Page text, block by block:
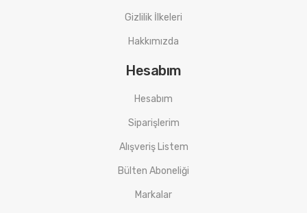
Gizlilik İlkeleri
Hakkımızda
Hesabım
Hesabım
Siparişlerim
Alışveriş Listem
Bülten Aboneliği
Markalar